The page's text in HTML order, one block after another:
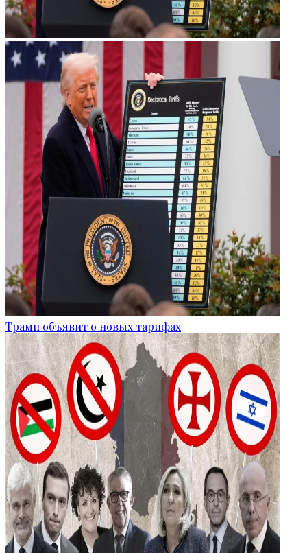
Трамп объявит о новых тарифах